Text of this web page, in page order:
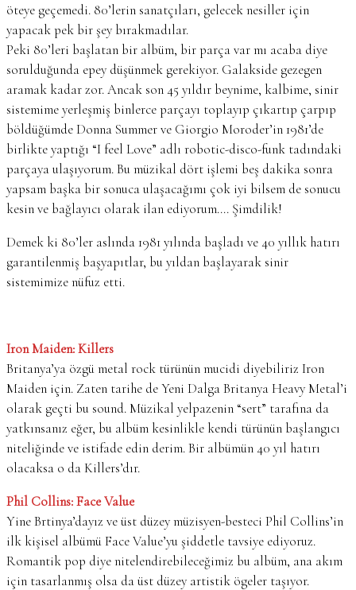
öteye geçemedi. 80’lerin sanatçıları, gelecek nesiller için
yapacak pek bir şey bırakmadılar.
Peki 80’leri başlatan bir albüm, bir parça var mı acaba diye
sorulduğunda epey düşünmek gerekiyor. Galakside gezegen
aramak kadar zor. Ancak son 45 yıldır beynime, kalbime, sinir
sistemime yerleşmiş binlerce parçayı toplayıp çıkartıp çarpıp
böldüğümde Donna Summer ve Giorgio Moroder’in 1981’de
birlikte yaptığı “I feel Love” adlı robotic-disco-funk tadındaki
parçaya ulaşıyorum. Bu müzikal dört işlemi beş dakika sonra
yapsam başka bir sonuca ulaşacağımı çok iyi bilsem de sonucu
kesin ve bağlayıcı olarak ilan ediyorum…. Şimdilik!
Demek ki 80’ler aslında 1981 yılında başladı ve 40 yıllık hatırı
garantilenmiş başyapıtlar, bu yıldan başlayarak sinir
sistemimize nüfuz etti.
Iron Maiden: Killers
Britanya’ya özgü metal rock türünün mucidi diyebiliriz Iron
Maiden için. Zaten tarihe de Yeni Dalga Britanya Heavy Metal’i
olarak geçti bu sound. Müzikal yelpazenin “sert” tarafına da
yatkınsanız eğer, bu albüm kesinlikle kendi türünün başlangıcı
niteliğinde ve istifade edin derim. Bir albümün 40 yıl hatırı
olacaksa o da Killers’dır.
Phil Collins: Face Value
Yine Brtinya’dayız ve üst düzey müzisyen-besteci Phil Collins’in
ilk kişisel albümü Face Value’yu şiddetle tavsiye ediyoruz.
Romantik pop diye nitelendirebileceğimiz bu albüm, ana akım
için tasarlanmış olsa da üst düzey artistik ögeler taşıyor.